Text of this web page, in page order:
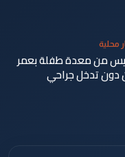
محلية
من معدة طفلة بعمر
دون تدخل جراحي